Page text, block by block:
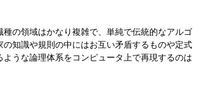
の領域はかなり複雑で、単純で伝統的なアルゴ
知識や規則の中にはお互い矛盾するものや定式
うな論理体系をコンピュータ上で再現するのは